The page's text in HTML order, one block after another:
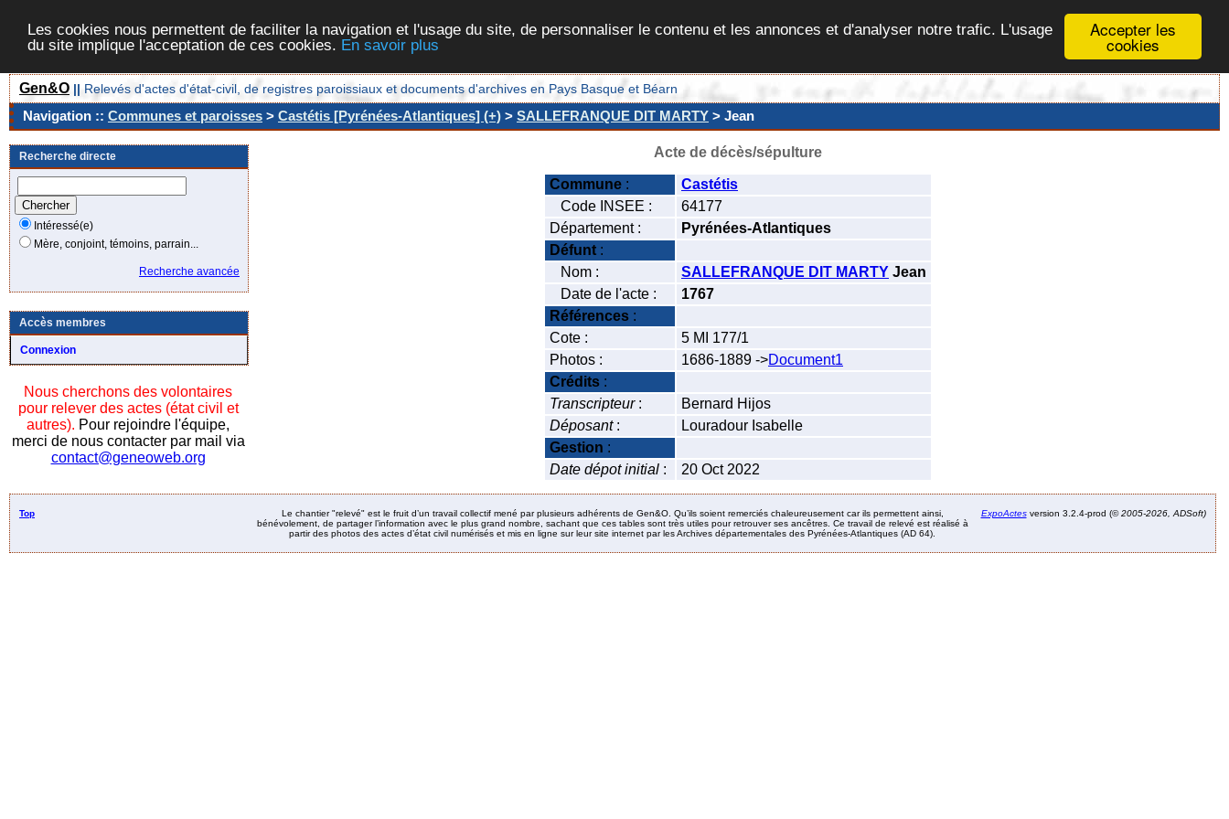
Accepter les
cookies
Les cookies nous permettent de faciliter la navigation et l'usage du site, de personnaliser le contenu et les annonces et d'analyser notre trafic. L'usage
du site implique l'acceptation de ces cookies. En savoir plus
Gen&O || Relevés d'actes d'état-civil, de registres paroissiaux et documents d'archives en Pays Basque et Béarn
Navigation :: Communes et paroisses > Castétis [Pyrénées-Atlantiques] (+) > SALLEFRANQUE DIT MARTY > Jean
Recherche directe
Intéressé(e)
Mère, conjoint, témoins, parrain...
Recherche avancée
Accès membres
Connexion
Nous cherchons des volontaires
pour relever des actes (état civil et
autres). Pour rejoindre l'équipe,
merci de nous contacter par mail via
contact@geneoweb.org
Acte de décès/sépulture
Commune :
Castétis
Code INSEE :
64177
Département :
Pyrénées-Atlantiques
Défunt :
Nom :
SALLEFRANQUE DIT MARTY Jean
Date de l'acte :
1767
Références :
Cote :
5 MI 177/1
Photos :
1686-1889 ->Document1
Crédits :
Transcripteur:
Bernard Hijos
Déposant:
Louradour Isabelle
Gestion :
Date dépot initial : 20 Oct 2022
Top
Le chantier "relevé" est le fruit d’un travail collectif mené par plusieurs adhérents de Gen&O. Qu’ils soient remerciés chaleureusement car ils permettent ainsi,
bénévolement, de partager l’information avec le plus grand nombre, sachant que ces tables sont très utiles pour retrouver ses ancêtres. Ce travail de relevé est réalisé à
partir des photos des actes d’état civil numérisés et mis en ligne sur leur site internet par les Archives départementales des Pyrénées-Atlantiques (AD 64).
ExpoActesversion 3.2.4-prod (©2005-2026, ADSoft)